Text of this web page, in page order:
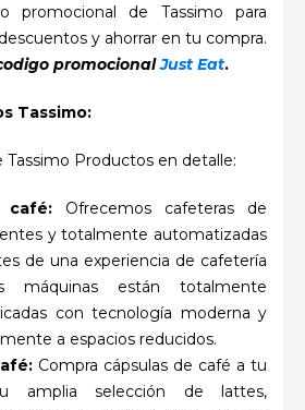
promocional de Tassimo para
y ahorrar en tu compra.
promocional Just Eat.
Tassimo:
Tassimo Productos en detalle:
café: Ofrecemos cafeteras de
y totalmente automatizadas
de una experiencia de cafetería
máquinas están totalmente
con tecnología moderna y
a espacios reducidos.
Compra cápsulas de café a tu
amplia selección de lattes,